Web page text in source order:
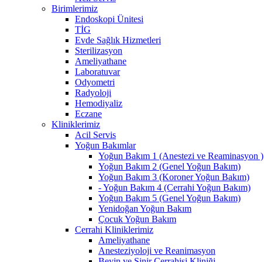
Birimlerimiz
Endoskopi Ünitesi
TİG
Evde Sağlık Hizmetleri
Sterilizasyon
Ameliyathane
Laboratuvar
Odyometri
Radyoloji
Hemodiyaliz
Eczane
Kliniklerimiz
Acil Servis
Yoğun Bakımlar
Yoğun Bakım 1 (Anestezi ve Reaminasyon )
Yoğun Bakım 2 (Genel Yoğun Bakım)
Yoğun Bakım 3 (Koroner Yoğun Bakım)
- Yoğun Bakım 4 (Cerrahi Yoğun Bakım)
Yoğun Bakım 5 (Genel Yoğun Bakım)
Yenidoğan Yoğun Bakım
Çocuk Yoğun Bakım
Cerrahi Kliniklerimiz
Ameliyathane
Anesteziyoloji ve Reanimasyon